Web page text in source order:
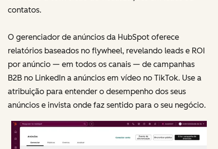
contatos.
O gerenciador de anúncios da HubSpot oferece
relatórios baseados no flywheel, revelando leads e ROI
por anúncio — em todos os canais — de campanhas
B2B no LinkedIn a anúncios em vídeo no TikTok. Use a
atribuição para entender o desempenho dos seus
anúncios e invista onde faz sentido para o seu negócio.